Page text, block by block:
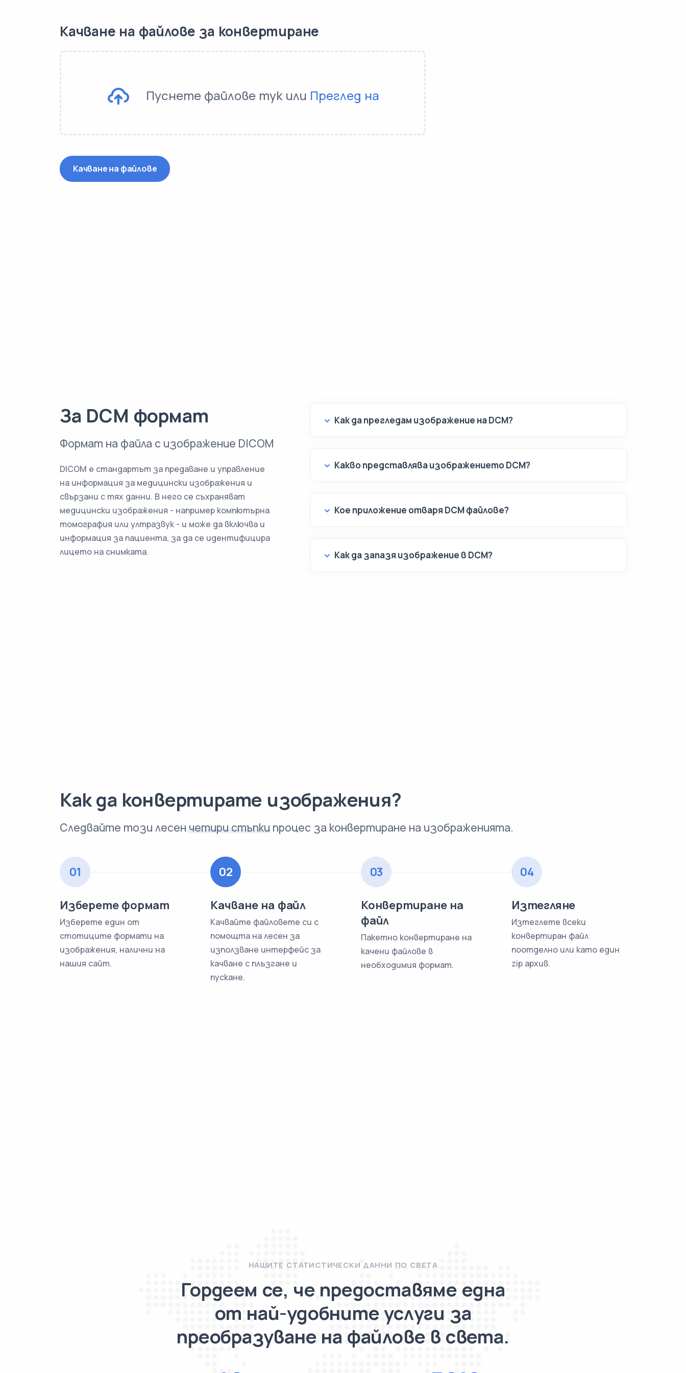
Качване на файлове за конвертиране
Пуснете файлове тук или Преглед на
За DCM формат
Формат на файла с изображение DICOM
DICOM е стандартът за предаване и управление
на информация за медицински изображения и
свързани с тях данни. В него се съхраняват
медицински изображения - например компютърна
томография или ултразвук - и може да включва и
информация за пациента, за да се идентифицира
лицето на снимката.
Как да прегледам изображение на DCM?
Какво представлява изображението DCM?
Кое приложение отваря DCM файлове?
Как да запазя изображение в DCM?
Как да конвертирате изображения?
Следвайте този лесенчетири стъпкипроцес за конвертиране на изображенията.
01
Изберете формат
Изберете един от
стотиците формати на
изображения, налични на
нашия сайт.
02
Качване на файл
Качвайте файловете си с
помощта на лесен за
използване интерфейс за
качване с плъзгане и
пускане.
03
Конвертиране на
файл
Пакетно конвертиране на
качени файлове в
необходимия формат.
04
Изтегляне
Изтеглете всеки
конвертиран файл
поотделно или като един
zip архив.
НАШИТЕ СТАТИСТИЧЕСКИ ДАННИ ПО СВЕТА
Гордеем се, че предоставяме една
от най-удобните услуги за
преобразуване на файлове в света.